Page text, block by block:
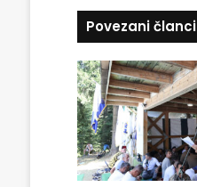
j
d
n
o
g
n
a
r
o
Povezani članci